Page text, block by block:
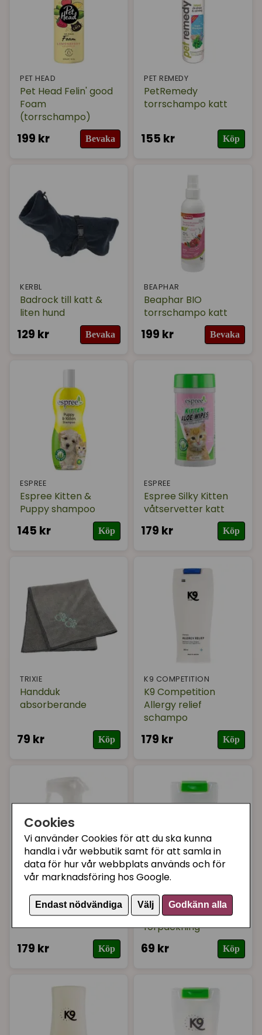
Cookies
Vi använder Cookies för att du ska kunna
handla i vår webbutik samt för att samla in
data för hur vår webbplats används och för
vår marknadsföring hos Google.
Endast nödvändiga Välj Godkänn alla
PET HEAD
Pet Head Felin' good
Foam
(torrschampo)
199 kr Bevaka
PET REMEDY
PetRemedy
torrschampo katt
155 kr Köp
KERBL
Badrock till katt &
liten hund
129 kr Bevaka
BEAPHAR
Beaphar BIO
torrschampo katt
199 kr Bevaka
ESPREE
Espree Kitten &
Puppy shampoo
145 kr Köp
ESPREE
Espree Silky Kitten
våtservetter katt
179 kr Köp
TRIXIE
Handduk
absorberande
79 kr Köp
K9 COMPETITION
K9 Competition
Allergy relief
schampo
179 kr Köp
K9 Competition
Allergy relief spray
179 kr Köp
K9 Competition Aloe
Vera Balsam - liten
förpackning
69 kr Köp